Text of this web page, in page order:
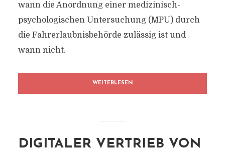
wann die Anordnung einer medizinisch-
psychologischen Untersuchung (MPU) durch
die Fahrerlaubnisbehörde zulässig ist und
wann nicht.
WEITERLESEN
DIGITALER VERTRIEB VON